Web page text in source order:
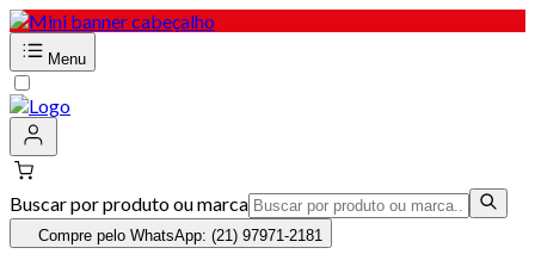
Menu
Buscar por produto ou marca
Compre pelo WhatsApp: (21) 97971-2181